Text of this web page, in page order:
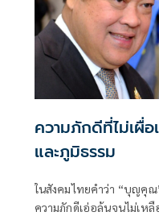
ความภักดีที่ไม่เผื่
และภูมิธรรม
ในสังคมไทยคำว่า “บุญคุณ
ความภักดีเอ่อล้นจนไม่เห